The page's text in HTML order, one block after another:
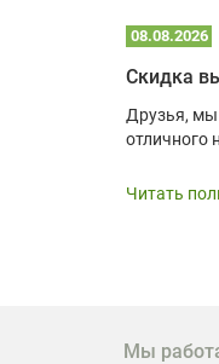
08.08.2026
Скидка
Друзья,
отличного
Читать
Мы